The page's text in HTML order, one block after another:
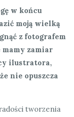
w końcu
moją wielką
z fotografem
zamiar
ilustratora,
nie opuszcza
tworzenia